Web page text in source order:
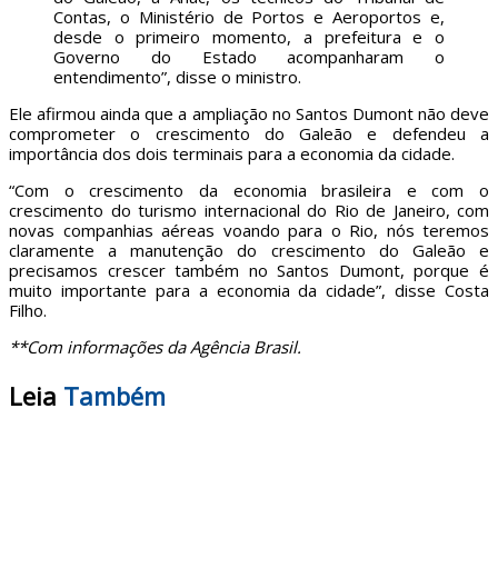
Contas, o Ministério de Portos e Aeroportos e,
desde o primeiro momento, a prefeitura e o
Governo do Estado acompanharam o
entendimento”, disse o ministro.
Ele afirmou ainda que a ampliação no Santos Dumont não deve
comprometer o crescimento do Galeão e defendeu a
importância dos dois terminais para a economia da cidade.
“Com o crescimento da economia brasileira e com o
crescimento do turismo internacional do Rio de Janeiro, com
novas companhias aéreas voando para o Rio, nós teremos
claramente a manutenção do crescimento do Galeão e
precisamos crescer também no Santos Dumont, porque é
muito importante para a economia da cidade”, disse Costa
Filho.
**Com informações da Agência Brasil.
Leia Também